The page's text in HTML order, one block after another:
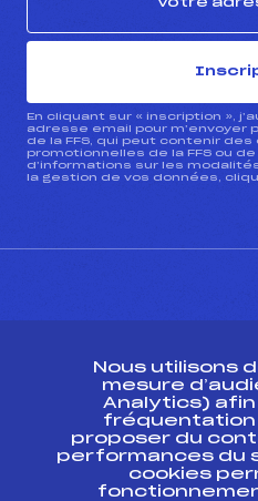
En cliquant sur « inscription »,
adresse email pour
de la FFS, qui peut contenir
promotionnelles de la FFS ou
d’informations sur les
la gestion de vos données,
Ressources
Pass’Neige
Projet sportif fédéral
Nous utilisons
mesure
Analytics) afin
fréquentation
proposer du
performances du
cookies